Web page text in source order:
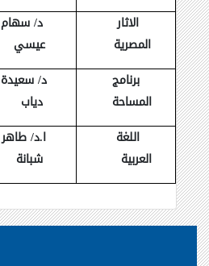
الاثار
المصرية
د/ سهام
عيسي
برنامج
المساحة
د/ سعيدة
دياب
اللغة
العربية
ا.د/ طاهر
شبانة